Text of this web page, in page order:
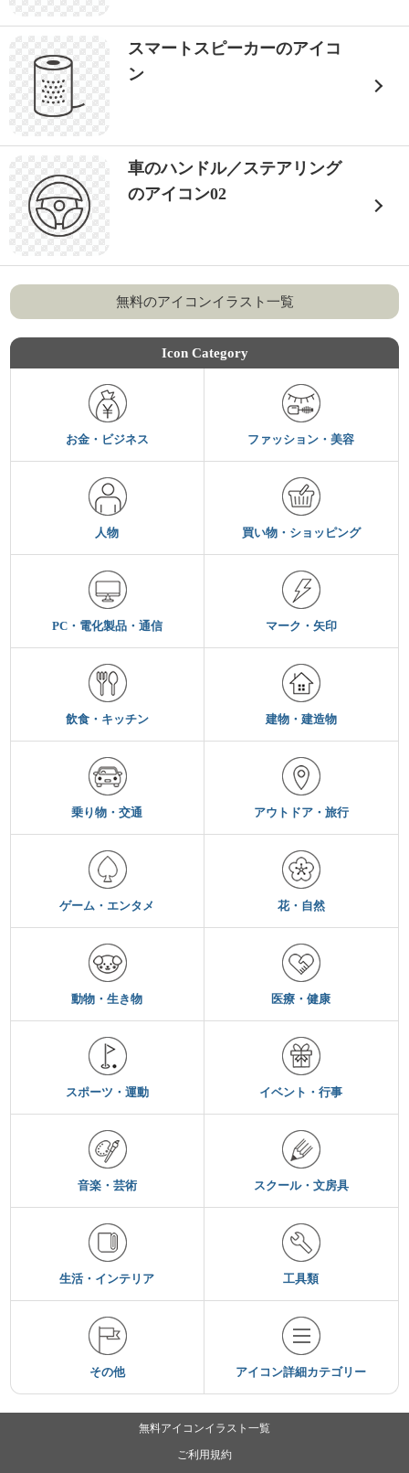
スマートスピーカーのアイコ
ン
車のハンドル／ステアリング
のアイコン02
無料のアイコンイラスト一覧
Icon Category
お金・ビジネス ファッション・美容
人物 買い物・ショッピング
PC・電化製品・通信 マーク・矢印
飲食・キッチン 建物・建造物
乗り物・交通 アウトドア・旅行
ゲーム・エンタメ 花・自然
動物・生き物 医療・健康
スポーツ・運動 イベント・行事
音楽・芸術 スクール・文房具
生活・インテリア 工具類
その他 アイコン詳細カテゴリー
無料アイコンイラスト一覧
ご利用規約